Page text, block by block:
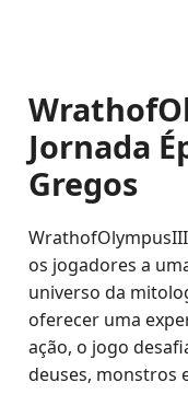
Jornada
Gregos
os jogadores a
universo da
oferecer uma
ação, o jogo
deuses, monstros